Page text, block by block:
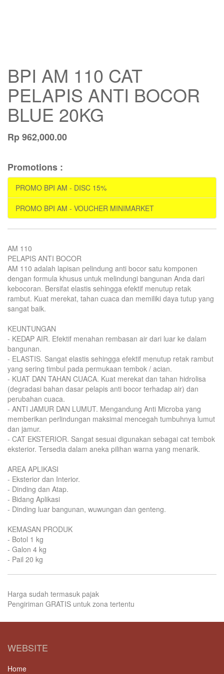
BPI AM 110 CAT
PELAPIS ANTI BOCOR
BLUE 20KG
Rp962,000.00
Promotions :
PROMO BPI AM - DISC 15%
PROMO BPI AM - VOUCHER MINIMARKET
AM 110
PELAPIS ANTI BOCOR
AM 110 adalah lapisan pelindung anti bocor satu komponen
dengan formula khusus untuk melindungi bangunan Anda dari
kebocoran. Bersifat elastis sehingga efektif menutup retak
rambut. Kuat merekat, tahan cuaca dan memiliki daya tutup yang
sangat baik.
KEUNTUNGAN
- KEDAP AIR. Efektif menahan rembasan air dari luar ke dalam
bangunan.
- ELASTIS. Sangat elastis sehingga efektif menutup retak rambut
yang sering timbul pada permukaan tembok / acian.
- KUAT DAN TAHAN CUACA. Kuat merekat dan tahan hidrolisa
(degradasi bahan dasar pelapis anti bocor terhadap air) dan
perubahan cuaca.
- ANTI JAMUR DAN LUMUT. Mengandung Anti Microba yang
memberikan perlindungan maksimal mencegah tumbuhnya lumut
dan jamur.
- CAT EKSTERIOR. Sangat sesuai digunakan sebagai cat tembok
eksterior. Tersedia dalam aneka pilihan warna yang menarik.
AREA APLIKASI
- Eksterior dan Interior.
- Dinding dan Atap.
- Bidang Aplikasi
- Dinding luar bangunan, wuwungan dan genteng.
KEMASAN PRODUK
- Botol 1 kg
- Galon 4 kg
- Pail 20 kg
Harga sudah termasuk pajak
Pengiriman GRATIS untuk zona tertentu
WEBSITE
Home